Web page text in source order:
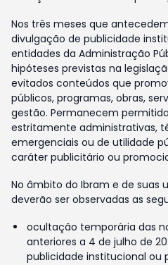
Nos três meses que
divulgação de publicidade
entidades da Administração
hipóteses previstas na
evitados conteúdos que
públicos, programas, obras,
gestão. Permanecem
estritamente administrativas,
emergenciais ou de utilidade
caráter publicitário ou
No âmbito do Ibram e de suas
deverão ser observadas as
ocultação temporária das
anteriores a 4 de julho de
publicidade institucional ou